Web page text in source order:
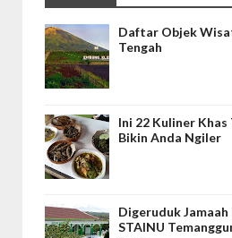
Daftar Objek
Tengah
Ini 22 Kuliner Khas
Bikin Anda Ngiler
Digeruduk
STAINU